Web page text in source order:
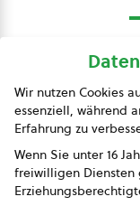
Wir nutzen Cookies
essenziell, während
Erfahrung zu
Wenn Sie unter 16
freiwilligen Diensten